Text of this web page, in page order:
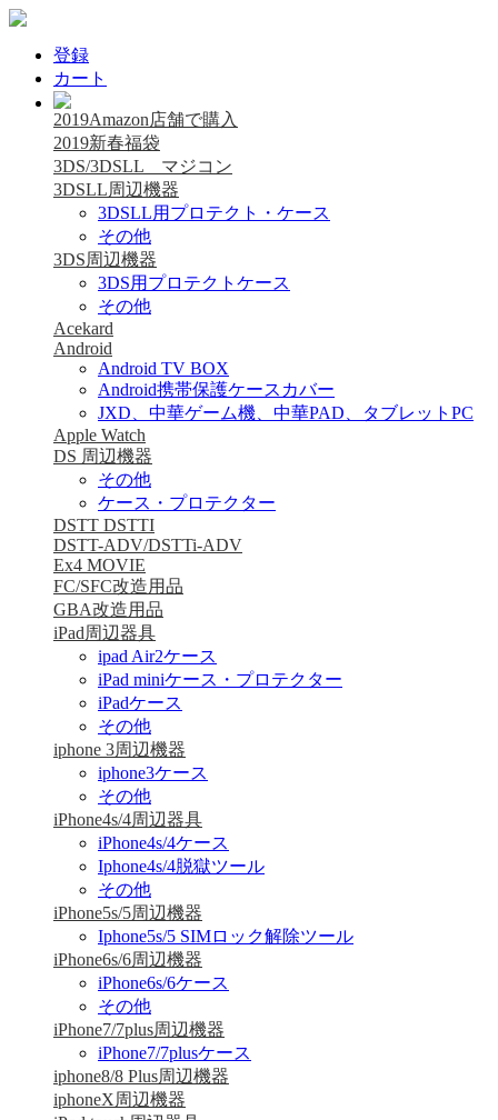
登録
カート
2019Amazon店舗で購入
2019新春福袋
3DS/3DSLL マジコン
3DSLL周辺機器
3DSLL用プロテクト・ケース
その他
3DS周辺機器
3DS用プロテクトケース
その他
Acekard
Android
Android TV BOX
Android携帯保護ケースカバー
JXD、中華ゲーム機、中華PAD、タブレットPC
Apple Watch
DS 周辺機器
その他
ケース・プロテクター
DSTT DSTTI
DSTT-ADV/DSTTi-ADV
Ex4 MOVIE
FC/SFC改造用品
GBA改造用品
iPad周辺器具
ipad Air2ケース
iPad miniケース・プロテクター
iPadケース
その他
iphone 3周辺機器
iphone3ケース
その他
iPhone4s/4周辺器具
iPhone4s/4ケース
Iphone4s/4脱獄ツール
その他
iPhone5s/5周辺機器
Iphone5s/5 SIMロック解除ツール
iPhone6s/6周辺機器
iPhone6s/6ケース
その他
iPhone7/7plus周辺機器
iPhone7/7plusケース
iphone8/8 Plus周辺機器
iphoneX周辺機器